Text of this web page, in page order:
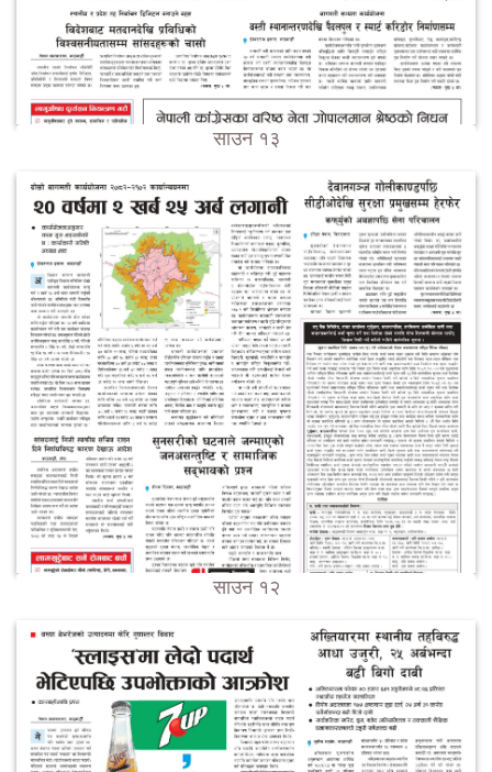
साउन १३
साउन १२